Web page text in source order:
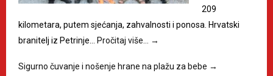
209
kilometara, putem sjećanja, zahvalnosti i ponosa. Hrvatski
branitelj iz Petrinje…
Pročitaj više… →
Sigurno čuvanje i nošenje hrane na plažu za bebe →